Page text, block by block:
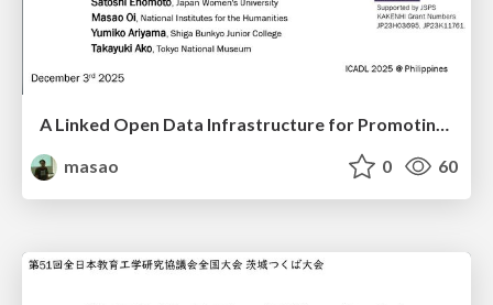
A Linked Open Data Infrastructure for Promoting the Educational Use of Digital Archives
masao
0 60